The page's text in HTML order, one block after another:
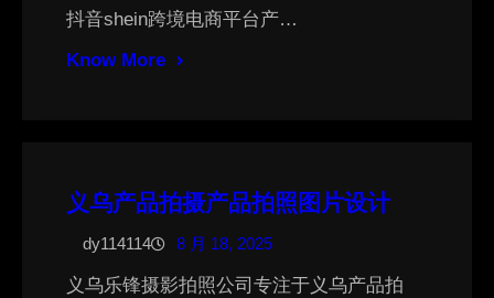
抖音shein跨境电商平台产…
Know More
义乌产品拍摄产品拍照图片设计
dy114114 8 月 18, 2025
义乌乐锋摄影拍照公司专注于义乌产品拍